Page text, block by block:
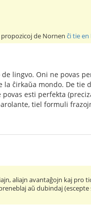
propozicoj de Nornenĉi tie
lingvo. Oni ne povas
ĉirkaŭa mondo. De tie
esti perfekta
tiel formuli
aliajn avantaĝojn kaj pro
aŭ dubindaj (escepte